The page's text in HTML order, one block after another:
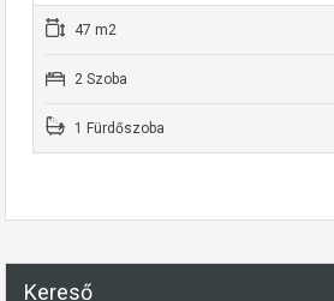
47 m2
2 Szoba
1 Fürdőszoba
Kereső